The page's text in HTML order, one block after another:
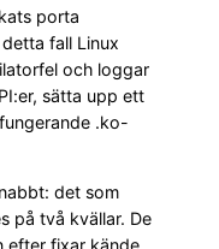
porta
fall Linux
och loggar
sätta upp ett
.ko-
det som
på två kvällar. De
efter fixar kände